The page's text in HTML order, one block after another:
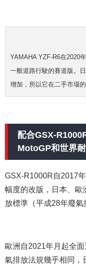
YAMAHA YZF-R6在2020
一般道路行駛的賽道版。
增加，所以它在二手市場
配合GSX-
MotoGP和世界
GSX-R1000R自2017
幅度的改版，日本、歐
放標準（平成28年廢氣
歐洲自2021年月起全
氣排放法規幾乎相同，